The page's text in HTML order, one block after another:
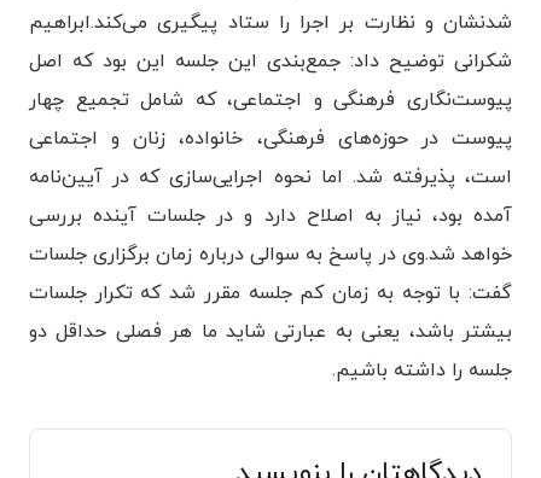
شدنشان و نظارت بر اجرا را ستاد پیگیری می‌کند.ابراهیم
شکرانی توضیح داد: جمع‌بندی این جلسه این بود که اصل
پیوست‌نگاری فرهنگی و اجتماعی، که شامل تجمیع چهار
پیوست در حوزه‌های فرهنگی، خانواده، زنان و اجتماعی
است، پذیرفته شد. اما نحوه اجرایی‌سازی که در آیین‌نامه
آمده بود، نیاز به اصلاح دارد و در جلسات آینده بررسی
خواهد شد.وی در پاسخ به سوالی درباره زمان برگزاری جلسات
گفت: با توجه به زمان کم جلسه مقرر شد که تکرار جلسات
بیشتر باشد، یعنی به عبارتی شاید ما هر فصلی حداقل دو
جلسه را داشته باشیم.